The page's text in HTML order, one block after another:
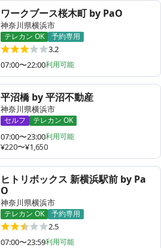
ワークブース桜木町 by PaO
神奈川県横浜市
テレカン OK 予約専用
3.2
07:00〜22:00利用可能
平沼橋 by 平沼不動産
神奈川県横浜市
セルフ テレカン OK
07:00〜23:00利用可能
¥220〜¥1,650
ヒトリボックス 新横浜駅前 by Pa
O
神奈川県横浜市
テレカン OK 予約専用
2.5
07:00〜23:59利用可能